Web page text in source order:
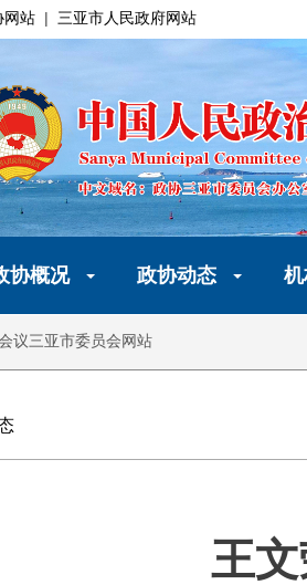
网站 | 三亚市人民政府网站
协概况 政协动态
议三亚市委员会网站
王